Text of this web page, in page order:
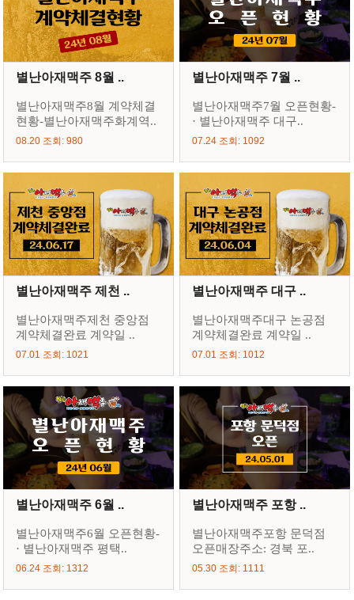
별난아재맥주 8월 ..
별난아재맥주8월 계약체결
현황-별난아재맥주화계역..
08.20 조회: 980
별난아재맥주 7월 ..
별난아재맥주7월 오픈현황-
· 별난아재맥주 대구..
07.24 조회: 1092
별난아재맥주 제천 ..
별난아재맥주제천 중앙점
계약체결완료 계약일 ..
07.01 조회: 1021
별난아재맥주 대구 ..
별난아재맥주대구 논공점
계약체결완료 계약일 ..
07.01 조회: 1012
별난아재맥주 6월 ..
별난아재맥주6월 오픈현황-
· 별난아재맥주 평택..
06.24 조회: 1312
별난아재맥주 포항 ..
별난아재맥주포항 문덕점
오픈매장주소: 경북 포..
05.30 조회: 1111